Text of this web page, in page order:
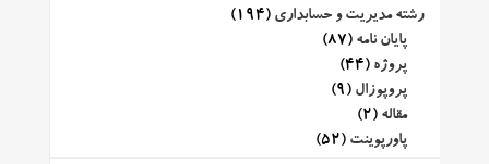
رشته مدیریت و حسابداری (194)
پایان نامه (87)
پروژه (44)
پروپوزال (9)
مقاله (2)
پاورپوینت (52)